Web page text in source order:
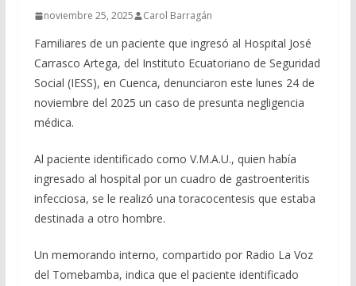
noviembre 25, 2025 Carol Barragán
Familiares de un paciente que ingresó al Hospital José
Carrasco Artega, del Instituto Ecuatoriano de Seguridad
Social (IESS), en Cuenca, denunciaron este lunes 24 de
noviembre del 2025 un caso de presunta negligencia
médica.
Al paciente identificado como V.M.A.U., quien había
ingresado al hospital por un cuadro de gastroenteritis
infecciosa, se le realizó una toracocentesis que estaba
destinada a otro hombre.
Un memorando interno, compartido por Radio La Voz
del Tomebamba, indica que el paciente identificado